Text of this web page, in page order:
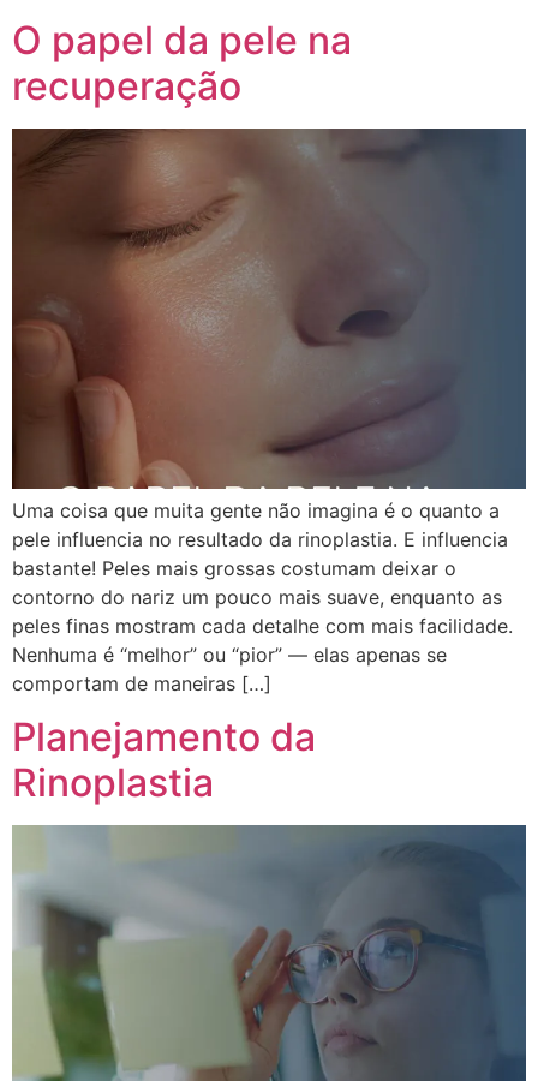
O papel da pele na
recuperação
Uma coisa que muita gente não imagina é o quanto a
pele influencia no resultado da rinoplastia. E influencia
bastante! Peles mais grossas costumam deixar o
contorno do nariz um pouco mais suave, enquanto as
peles finas mostram cada detalhe com mais facilidade.
Nenhuma é “melhor” ou “pior” — elas apenas se
comportam de maneiras […]
Planejamento da
Rinoplastia